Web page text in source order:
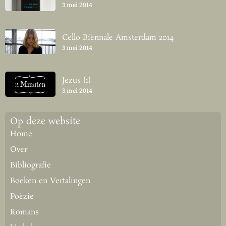
3 mei 2014
Cello Biënnale Amsterdam 2014
3 mei 2014
Jezus (1)
3 mei 2014
Op deze website
Home
Over
Bibliografie
Boeken en Vertalingen
Poëzie
Romans